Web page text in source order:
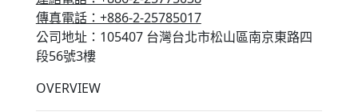
傳真電話：+886-2-25785017
公司地址：105407 台灣台北市松山區南京東路四
段56號3樓
OVERVIEW